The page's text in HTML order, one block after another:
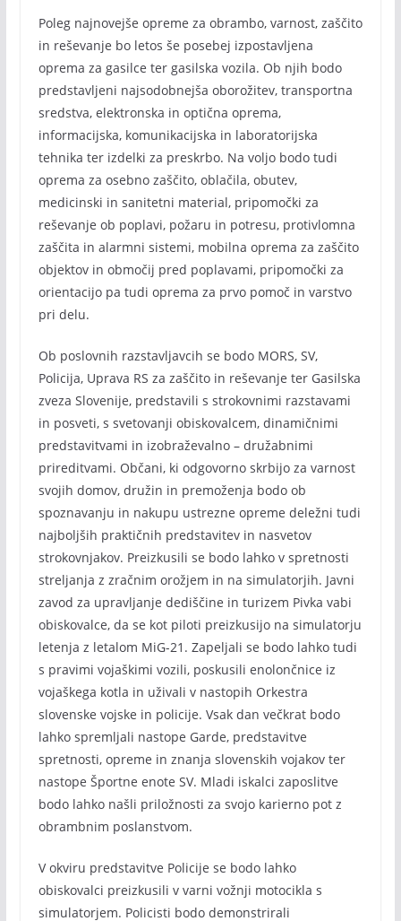
Poleg najnovejše opreme za obrambo, varnost, zaščito
in reševanje bo letos še posebej izpostavljena
oprema za gasilce ter gasilska vozila. Ob njih bodo
predstavljeni najsodobnejša oborožitev, transportna
sredstva, elektronska in optična oprema,
informacijska, komunikacijska in laboratorijska
tehnika ter izdelki za preskrbo. Na voljo bodo tudi
oprema za osebno zaščito, oblačila, obutev,
medicinski in sanitetni material, pripomočki za
reševanje ob poplavi, požaru in potresu, protivlomna
zaščita in alarmni sistemi, mobilna oprema za zaščito
objektov in območij pred poplavami, pripomočki za
orientacijo pa tudi oprema za prvo pomoč in varstvo
pri delu.
Ob poslovnih razstavljavcih se bodo MORS, SV,
Policija, Uprava RS za zaščito in reševanje ter Gasilska
zveza Slovenije, predstavili s strokovnimi razstavami
in posveti, s svetovanji obiskovalcem, dinamičnimi
predstavitvami in izobraževalno – družabnimi
prireditvami. Občani, ki odgovorno skrbijo za varnost
svojih domov, družin in premoženja bodo ob
spoznavanju in nakupu ustrezne opreme deležni tudi
najboljših praktičnih predstavitev in nasvetov
strokovnjakov. Preizkusili se bodo lahko v spretnosti
streljanja z zračnim orožjem in na simulatorjih. Javni
zavod za upravljanje dediščine in turizem Pivka vabi
obiskovalce, da se kot piloti preizkusijo na simulatorju
letenja z letalom MiG-21. Zapeljali se bodo lahko tudi
s pravimi vojaškimi vozili, poskusili enolončnice iz
vojaškega kotla in uživali v nastopih Orkestra
slovenske vojske in policije. Vsak dan večkrat bodo
lahko spremljali nastope Garde, predstavitve
spretnosti, opreme in znanja slovenskih vojakov ter
nastope Športne enote SV. Mladi iskalci zaposlitve
bodo lahko našli priložnosti za svojo karierno pot z
obrambnim poslanstvom.
V okviru predstavitve Policije se bodo lahko
obiskovalci preizkusili v varni vožnji motocikla s
simulatorjem. Policisti bodo demonstrirali